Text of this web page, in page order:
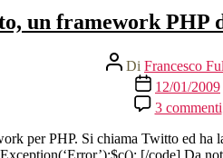
un framework PHP
Autore
articolo
Di Francesco
Data
dell'articolo
12/01/2009
3 commenti
per PHP. Si chiama Twitto ed
[/code] Da